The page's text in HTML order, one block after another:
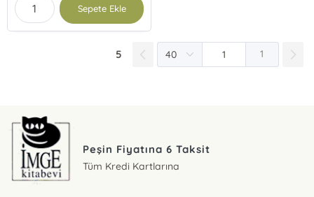
Sepete Ekle
5 1
Peşin Fiyatına 6 Taksit
Tüm Kredi Kartlarına